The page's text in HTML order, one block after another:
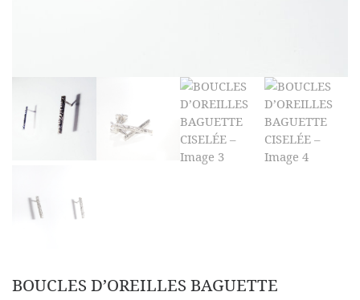
BOUCLES D’OREILLES BAGUETTE